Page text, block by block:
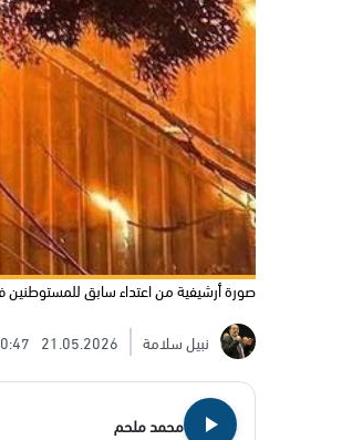
صورة أرشيفية من اعتداء سابق
نبيل سلامة
21.05.2026
محمد ملحم